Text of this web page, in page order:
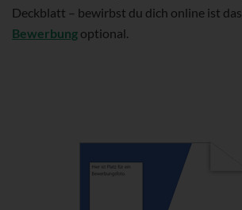
Deckblatt – bewirbst du dich online ist das
Bewerbung optional.